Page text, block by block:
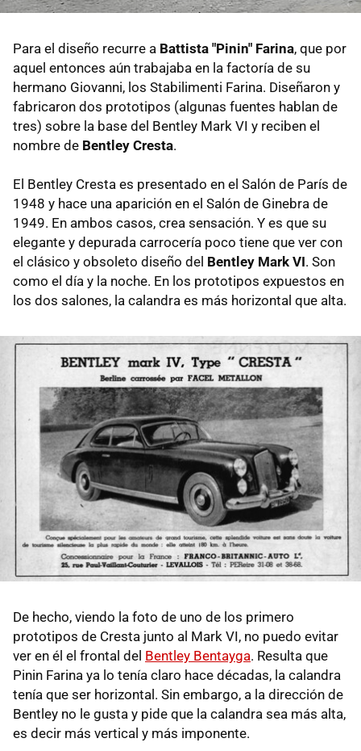
Para el diseño recurre a Battista "Pinin" Farina, que por
aquel entonces aún trabajaba en la factoría de su
hermano Giovanni, los Stabilimenti Farina. Diseñaron y
fabricaron dos prototipos (algunas fuentes hablan de
tres) sobre la base del Bentley Mark VI y reciben el
nombre de Bentley Cresta.
El Bentley Cresta es presentado en el Salón de París de
1948 y hace una aparición en el Salón de Ginebra de
1949. En ambos casos, crea sensación. Y es que su
elegante y depurada carrocería poco tiene que ver con
el clásico y obsoleto diseño del Bentley Mark VI. Son
como el día y la noche. En los prototipos expuestos en
los dos salones, la calandra es más horizontal que alta.
De hecho, viendo la foto de uno de los primero
prototipos de Cresta junto al Mark VI, no puedo evitar
ver en él el frontal del Bentley Bentayga. Resulta que
Pinin Farina ya lo tenía claro hace décadas, la calandra
tenía que ser horizontal. Sin embargo, a la dirección de
Bentley no le gusta y pide que la calandra sea más alta,
es decir más vertical y más imponente.